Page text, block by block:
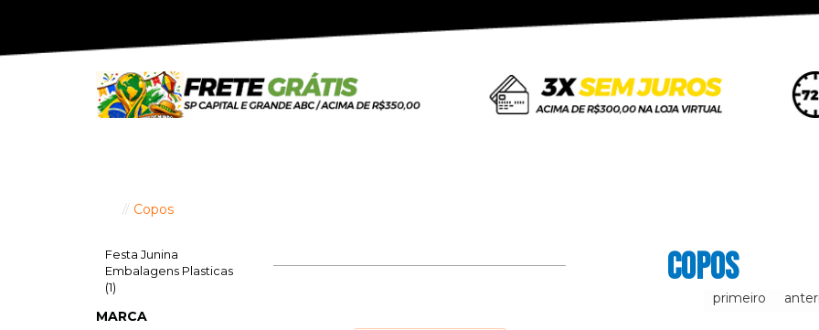
Copos
Festa Junina
Embalagens Plasticas
(1)
MARCA
COPOS
primeiro